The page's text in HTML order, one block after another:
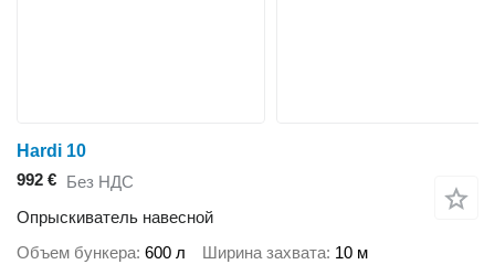
Hardi 10
992 € Без НДС
Опрыскиватель навесной
Объем бункера 600 л Ширина захвата 10 м